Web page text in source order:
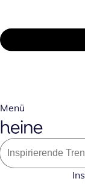
Menü